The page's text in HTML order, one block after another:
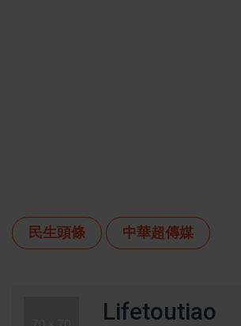
民生頭條 中華超傳媒
Lifetoutiao